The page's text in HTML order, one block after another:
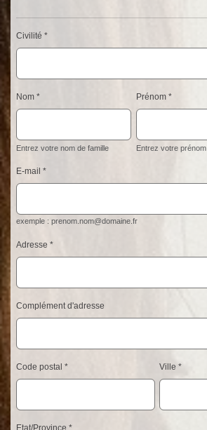
Civilité
Nom
Entrez votre nom de famille
Prénom
Entrez votre prénom
E-mail
exemple : prenom.nom@domaine.fr
Adresse
Complément d'adresse
Code postal Ville
Etat/Province